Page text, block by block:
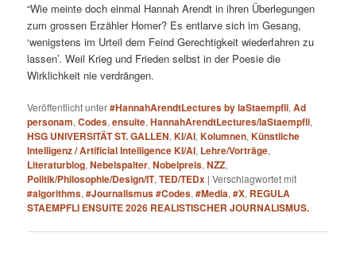
“Wie meinte doch einmal Hannah Arendt in ihren Überlegungen
zum grossen Erzähler Homer? Es entlarve sich im Gesang,
‘wenigstens im Urteil dem Feind Gerechtigkeit wiederfahren zu
lassen’. Weil Krieg und Frieden selbst in der Poesie die
Wirklichkeit nie verdrängen.
Veröffentlicht unter#HannahArendtLectures by laStaempfli,Ad
personam,Codes,ensuite,HannahArendtLectures/laStaempfli,
HSG UNIVERSITÄT ST. GALLEN,KI/AI,Kolumnen,Künstliche
Intelligenz / Artificial Intelligence KI/AI, Lehre/Vorträge,
Literaturblog,Nebelspalter,Nobelpreis,NZZ,
Politik/Philosophie/Design/IT,TED/TEDx |Verschlagwortet mit
#algorithms,#Journalismus #Codes,#Media,#X, REGULA
STAEMPFLI ENSUITE 2026 REALISTISCHER JOURNALISMUS.